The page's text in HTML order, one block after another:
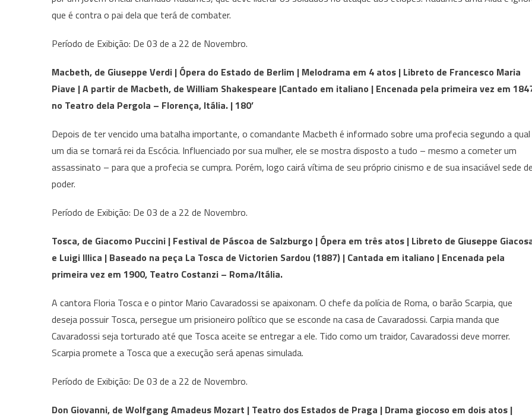
que é contra o pai dela que terá de combater.
Período de Exibição: De 03 de a 22 de Novembro.
Macbeth, de Giuseppe Verdi | Ópera do Estado de Berlim | Melodrama em 4 atos | Libreto de Francesco Maria
Piave | A partir de Macbeth, de William Shakespeare |Cantado em italiano | Encenada pela primeira vez em
no Teatro dela Pergola – Florença, Itália. | 180’
Depois de ter vencido uma batalha importante, o comandante Macbeth é informado sobre uma profecia segundo a qual
um dia se tornará rei da Escócia. Influenciado por sua mulher, ele se mostra disposto a tudo – mesmo a cometer um
assassinato – para que a profecia se cumpra. Porém, logo cairá vítima de seu próprio cinismo e de sua insaciável sede
poder.
Período de Exibição: De 03 de a 22 de Novembro.
Tosca, de Giacomo Puccini | Festival de Páscoa de Salzburgo | Ópera em três atos | Libreto de Giuseppe
e Luigi Illica | Baseado na peça La Tosca de Victorien Sardou (1887) | Cantada em italiano | Encenada pela
primeira vez em 1900, Teatro Costanzi – Roma/Itália.
A cantora Floria Tosca e o pintor Mario Cavaradossi se apaixonam. O chefe da polícia de Roma, o barão Scarpia, que
deseja possuir Tosca, persegue um prisioneiro político que se esconde na casa de Cavaradossi. Carpia manda que
Cavaradossi seja torturado até que Tosca aceite se entregar a ele. Tido como um traidor, Cavaradossi deve morrer.
Scarpia promete a Tosca que a execução será apenas simulada.
Período de Exibição: De 03 de a 22 de Novembro.
Don Giovanni, de Wolfgang Amadeus Mozart | Teatro dos Estados de Praga | Drama giocoso em dois atos |